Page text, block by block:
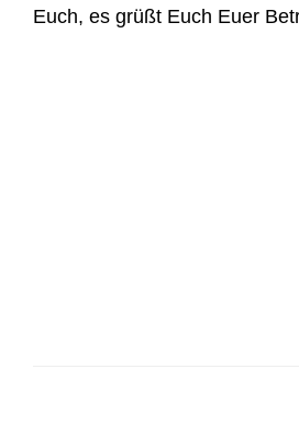
Euch, es grüßt Euch Euer